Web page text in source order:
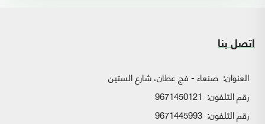
اتصل بنا
العنوان: صنعاء - فج عطان، شارع الستين
رقم التلفون: 9671450121
رقم التلفون: 9671445993